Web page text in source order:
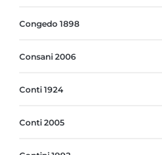
Congedo 1898
Consani 2006
Conti 1924
Conti 2005